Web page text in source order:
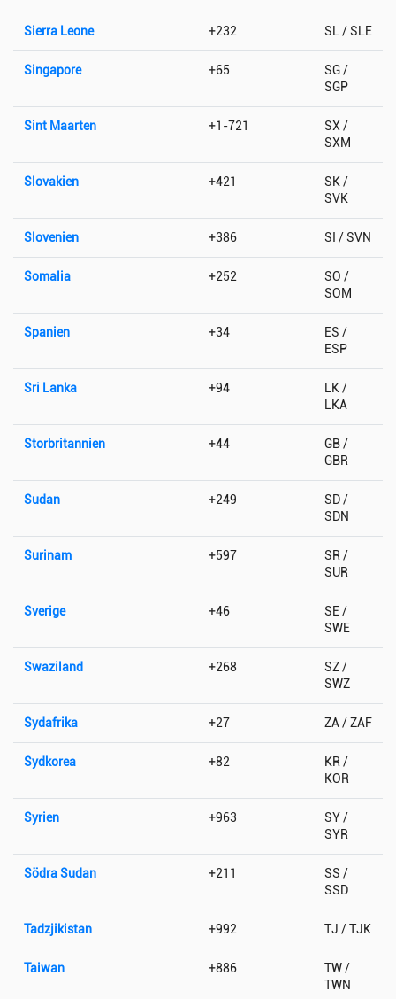
Sierra Leone +232 SL / SLE
Singapore +65
SG /
SGP
Sint Maarten +1-721
SX /
SXM
Slovakien +421
SK /
SVK
Slovenien +386 SI / SVN
Somalia +252
SO /
SOM
Spanien +34
ES /
ESP
Sri Lanka +94
LK /
LKA
Storbritannien +44
GB /
GBR
Sudan +249
SD /
SDN
Surinam +597
SR /
SUR
Sverige +46
SE /
SWE
Swaziland +268
SZ /
SWZ
Sydafrika +27 ZA / ZAF
Sydkorea +82
KR /
KOR
Syrien +963
SY /
SYR
Södra Sudan +211
SS /
SSD
Tadzjikistan +992 TJ / TJK
Taiwan +886
TW /
TWN